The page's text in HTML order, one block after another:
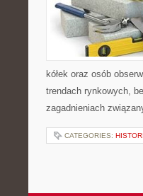
kółek oraz osób
trendach rynkowych,
zagadnieniach
CATEGORIES: